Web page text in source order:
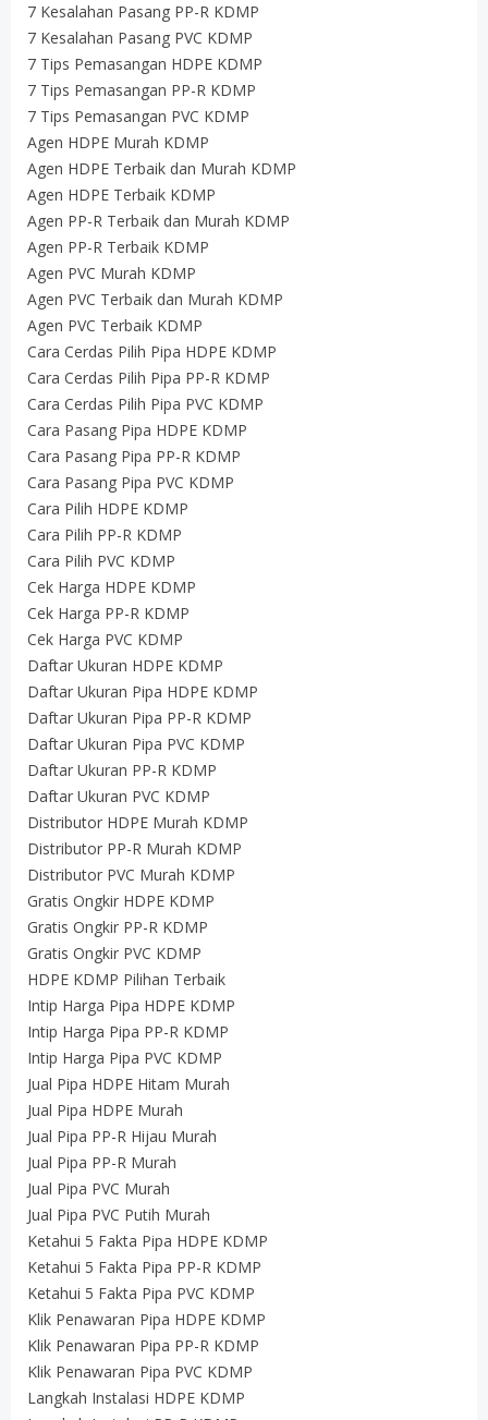
7 Kesalahan Pasang PP-R KDMP
7 Kesalahan Pasang PVC KDMP
7 Tips Pemasangan HDPE KDMP
7 Tips Pemasangan PP-R KDMP
7 Tips Pemasangan PVC KDMP
Agen HDPE Murah KDMP
Agen HDPE Terbaik dan Murah KDMP
Agen HDPE Terbaik KDMP
Agen PP-R Terbaik dan Murah KDMP
Agen PP-R Terbaik KDMP
Agen PVC Murah KDMP
Agen PVC Terbaik dan Murah KDMP
Agen PVC Terbaik KDMP
Cara Cerdas Pilih Pipa HDPE KDMP
Cara Cerdas Pilih Pipa PP-R KDMP
Cara Cerdas Pilih Pipa PVC KDMP
Cara Pasang Pipa HDPE KDMP
Cara Pasang Pipa PP-R KDMP
Cara Pasang Pipa PVC KDMP
Cara Pilih HDPE KDMP
Cara Pilih PP-R KDMP
Cara Pilih PVC KDMP
Cek Harga HDPE KDMP
Cek Harga PP-R KDMP
Cek Harga PVC KDMP
Daftar Ukuran HDPE KDMP
Daftar Ukuran Pipa HDPE KDMP
Daftar Ukuran Pipa PP-R KDMP
Daftar Ukuran Pipa PVC KDMP
Daftar Ukuran PP-R KDMP
Daftar Ukuran PVC KDMP
Distributor HDPE Murah KDMP
Distributor PP-R Murah KDMP
Distributor PVC Murah KDMP
Gratis Ongkir HDPE KDMP
Gratis Ongkir PP-R KDMP
Gratis Ongkir PVC KDMP
HDPE KDMP Pilihan Terbaik
Intip Harga Pipa HDPE KDMP
Intip Harga Pipa PP-R KDMP
Intip Harga Pipa PVC KDMP
Jual Pipa HDPE Hitam Murah
Jual Pipa HDPE Murah
Jual Pipa PP-R Hijau Murah
Jual Pipa PP-R Murah
Jual Pipa PVC Murah
Jual Pipa PVC Putih Murah
Ketahui 5 Fakta Pipa HDPE KDMP
Ketahui 5 Fakta Pipa PP-R KDMP
Ketahui 5 Fakta Pipa PVC KDMP
Klik Penawaran Pipa HDPE KDMP
Klik Penawaran Pipa PP-R KDMP
Klik Penawaran Pipa PVC KDMP
Langkah Instalasi HDPE KDMP